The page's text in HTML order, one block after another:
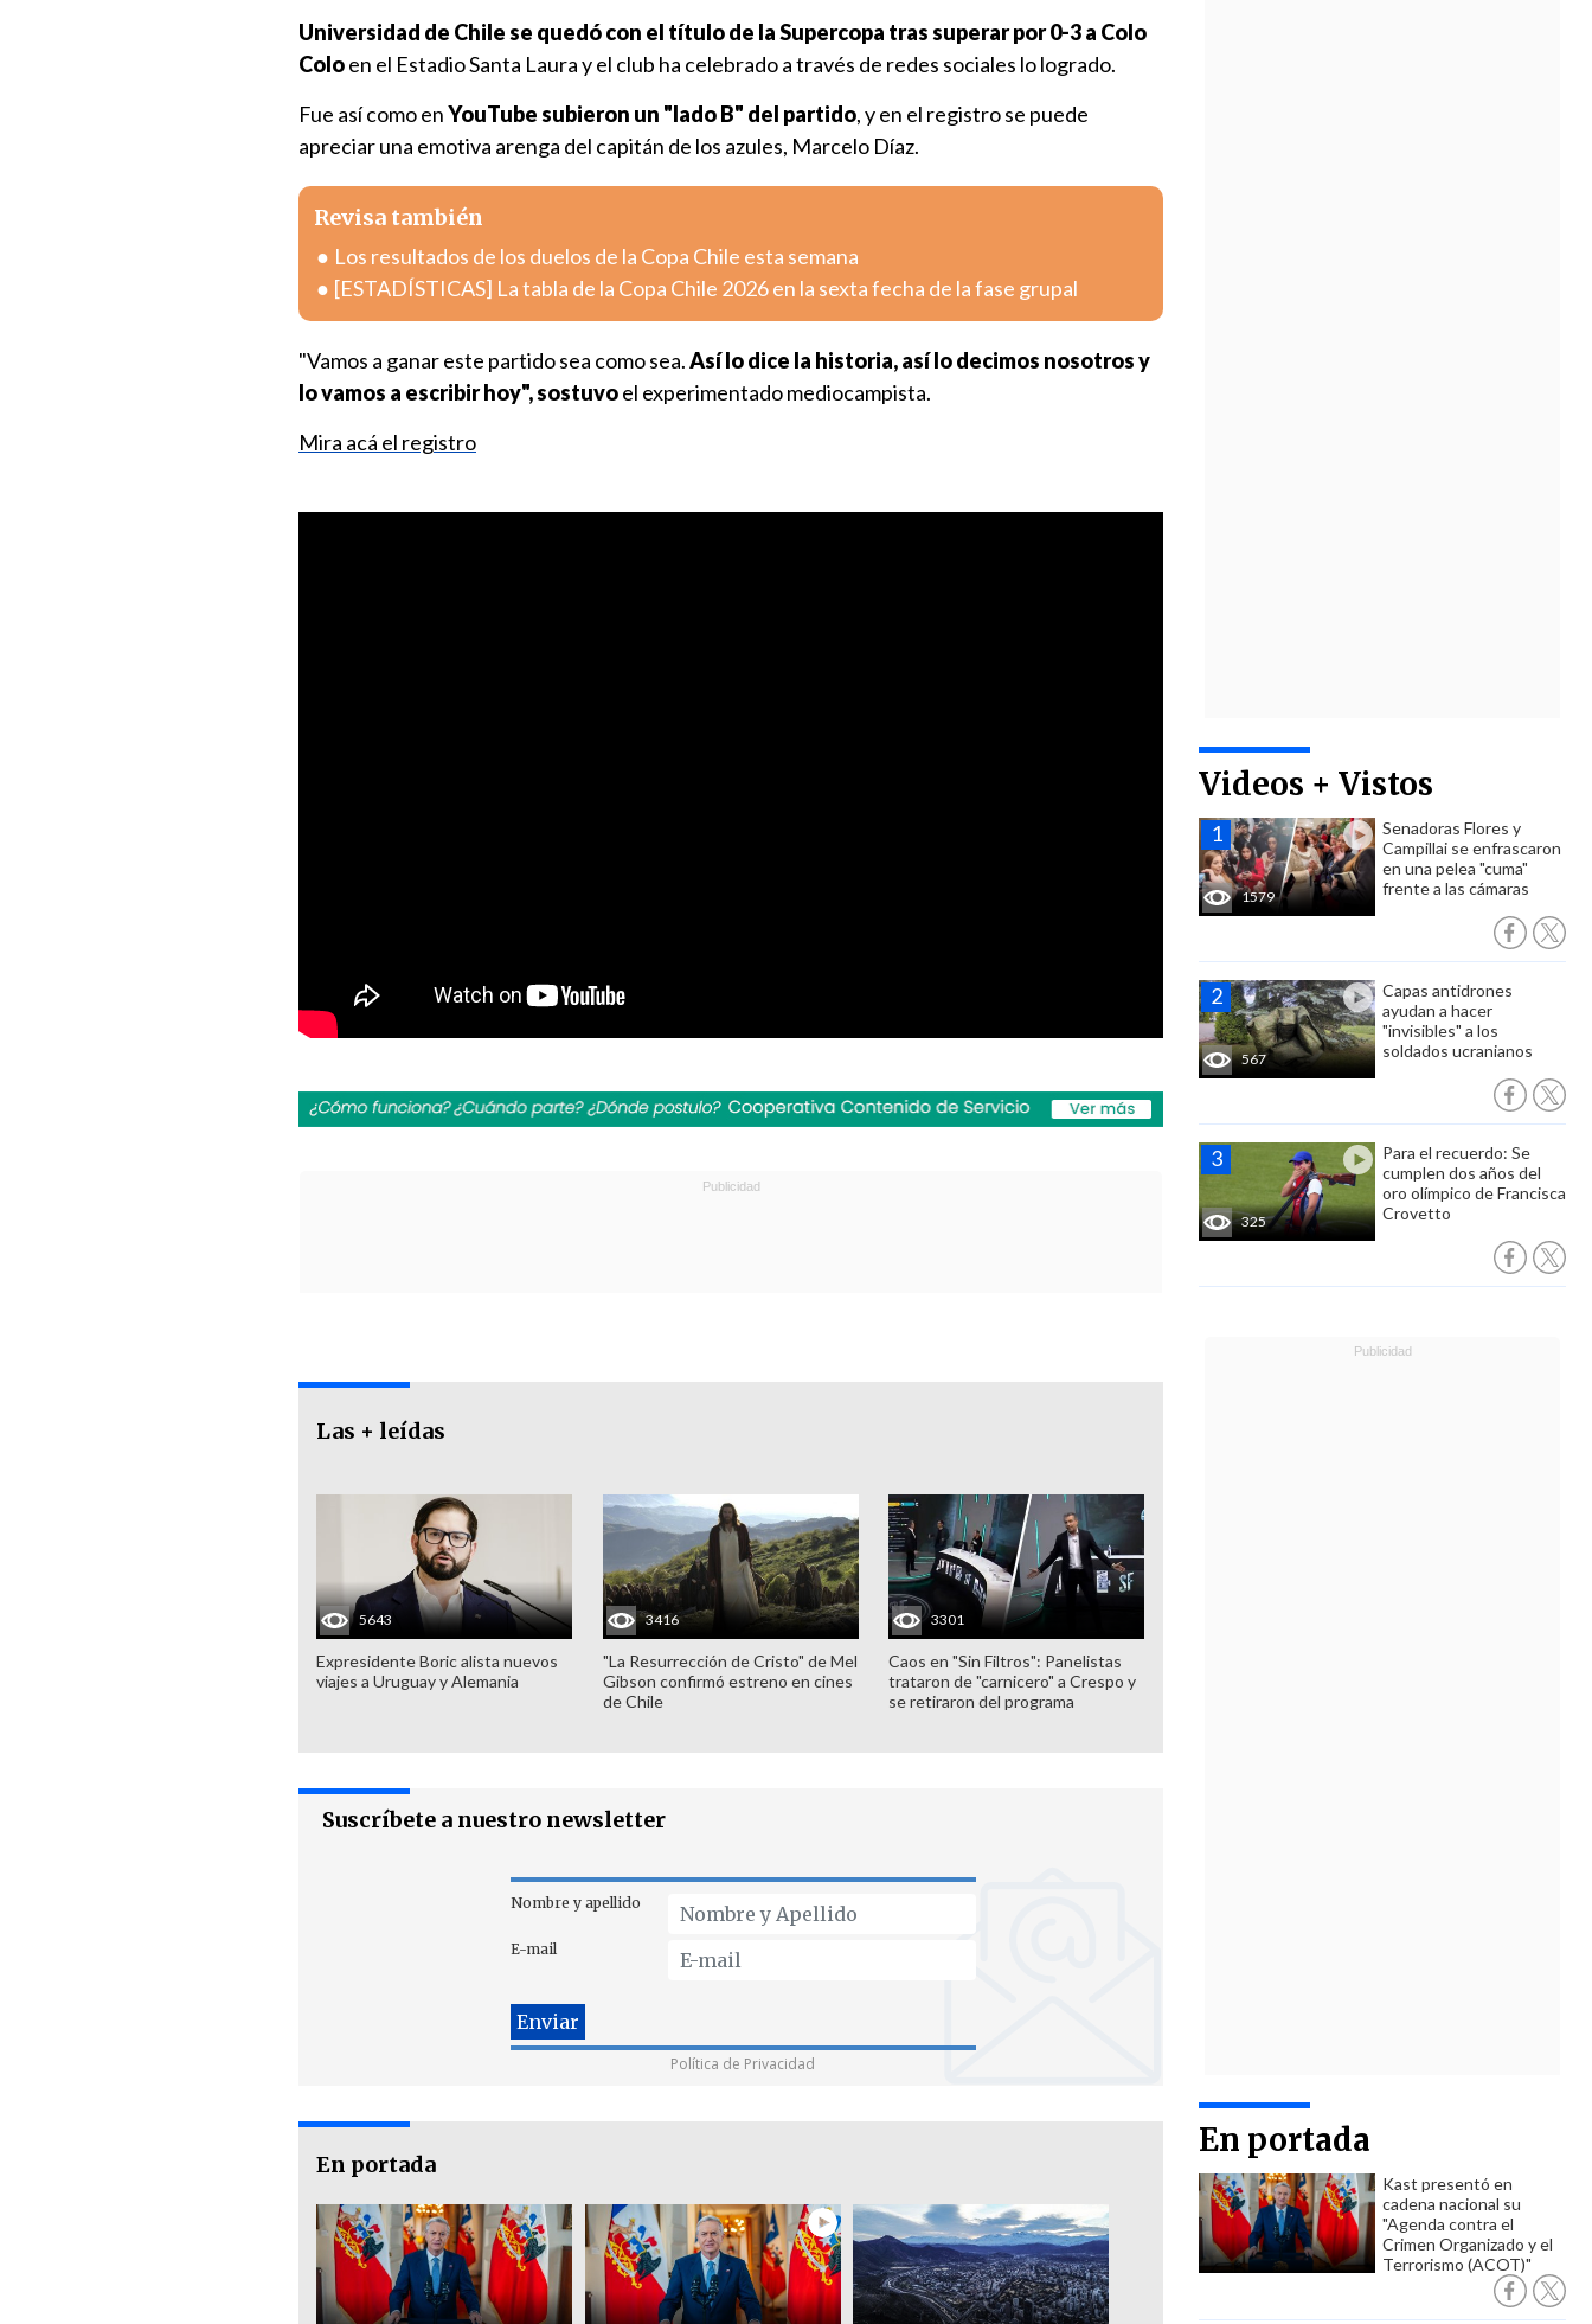
Videos + Vistos
1579
Senadoras Flores y
Campillai se enfrascaron
en una pelea "cuma"
frente a las cámaras
567
Capas antidrones
ayudan a hacer
"invisibles" a los
soldados ucranianos
325
Para el recuerdo: Se
cumplen dos años del
oro olímpico de Francisca
Crovetto
En portada
Kast presentó en
cadena nacional su
"Agenda contra el
Crimen Organizado y el
Terrorismo (ACOT)"
Universidad de Chile se quedó con el título de la Supercopa tras superar por 0-3 a Colo
Coloen el Estadio Santa Laura y el club ha celebrado a través de redes sociales lo logrado.
Fue así como enYouTube subieron un "lado B" del partido, y en el registro se puede
apreciar una emotiva arenga del capitán de los azules, Marcelo Díaz.
Revisa también
Los resultados de los duelos de la Copa Chile esta semana
[ESTADÍSTICAS] La tabla de la Copa Chile 2026 en la sexta fecha de la fase grupal
"Vamos a ganar este partido sea como sea.Así lo dice la historia, así lo decimos nosotros y
lo vamos a escribir hoy", sostuvoel experimentado mediocampista.
Mira acá el registro
Las + leídas
5643
Expresidente Boric alista nuevos
viajes a Uruguay y Alemania
3416
"La Resurrección de Cristo" de Mel
Gibson confirmó estreno en cines
de Chile
3301
Caos en "Sin Filtros": Panelistas
trataron de "carnicero" a Crespo y
se retiraron del programa
Suscríbete a nuestro newsletter
Nombre y apellido
E-mail
Política de Privacidad
En portada